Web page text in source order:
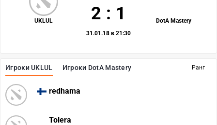
Ранг
Игроки UKLUL Игроки DotA Mastery
redhama
Tolera
UKLUL DotA Mastery
2 : 1
31.01.18 в 21:30